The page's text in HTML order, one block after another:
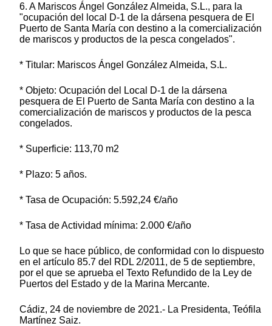
6. A Mariscos Ángel González Almeida, S.L., para la
"ocupación del local D-1 de la dársena pesquera de El
Puerto de Santa María con destino a la comercialización
de mariscos y productos de la pesca congelados".
* Titular: Mariscos Ángel González Almeida, S.L.
* Objeto: Ocupación del Local D-1 de la dársena
pesquera de El Puerto de Santa María con destino a la
comercialización de mariscos y productos de la pesca
congelados.
* Superficie: 113,70 m2
* Plazo: 5 años.
* Tasa de Ocupación: 5.592,24 €/año
* Tasa de Actividad mínima: 2.000 €/año
Lo que se hace público, de conformidad con lo dispuesto
en el artículo 85.7 del RDL 2/2011, de 5 de septiembre,
por el que se aprueba el Texto Refundido de la Ley de
Puertos del Estado y de la Marina Mercante.
Cádiz, 24 de noviembre de 2021.- La Presidenta, Teófila
Martínez Saiz.